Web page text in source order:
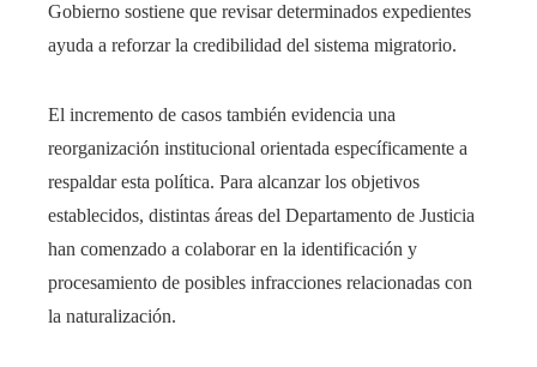
Gobierno sostiene que revisar determinados expedientes
ayuda a reforzar la credibilidad del sistema migratorio.
El incremento de casos también evidencia una
reorganización institucional orientada específicamente a
respaldar esta política. Para alcanzar los objetivos
establecidos, distintas áreas del Departamento de Justicia
han comenzado a colaborar en la identificación y
procesamiento de posibles infracciones relacionadas con
la naturalización.